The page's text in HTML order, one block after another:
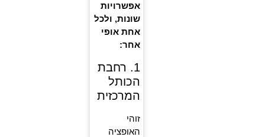
אפשרויות
שונות, ולכל
אחת אופי
אחר:
1. רחבת
הכותל
המרכזית
זוהי
האופציה